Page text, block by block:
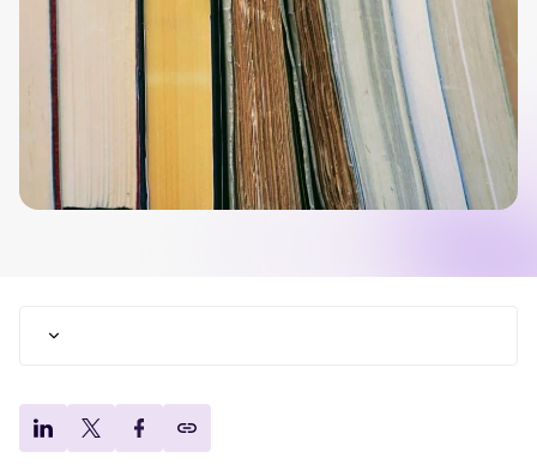
Tellent Recruitee ROI-Rechner
Erstellen Sie Ihren Business Case für Tellent Recruitee und sehen Sie
Ihre Einsparungen.
Tellent Recruitee
EMPFOHLEN
2. Wollmilchsau HR-Blog
3. Compleet HR-Blog